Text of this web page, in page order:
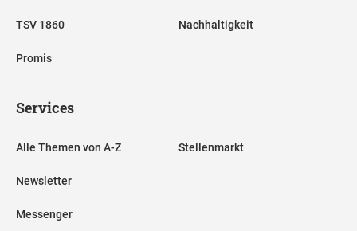
TSV 1860
Promis
Nachhaltigkeit
Services
Alle Themen von A-Z
Newsletter
Messenger
Stellenmarkt